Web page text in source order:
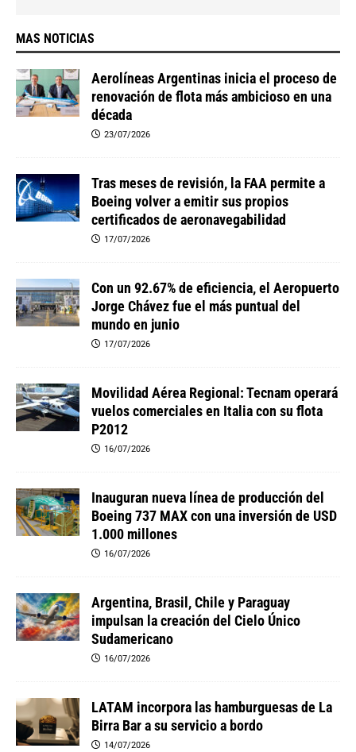
MAS NOTICIAS
Aerolíneas Argentinas inicia el proceso de
renovación de flota más ambicioso en una
década
23/07/2026
Tras meses de revisión, la FAA permite a
Boeing volver a emitir sus propios
certificados de aeronavegabilidad
17/07/2026
Con un 92.67% de eficiencia, el Aeropuerto
Jorge Chávez fue el más puntual del
mundo en junio
17/07/2026
Movilidad Aérea Regional: Tecnam operará
vuelos comerciales en Italia con su flota
P2012
16/07/2026
Inauguran nueva línea de producción del
Boeing 737 MAX con una inversión de USD
1.000 millones
16/07/2026
Argentina, Brasil, Chile y Paraguay
impulsan la creación del Cielo Único
Sudamericano
16/07/2026
LATAM incorpora las hamburguesas de La
Birra Bar a su servicio a bordo
14/07/2026